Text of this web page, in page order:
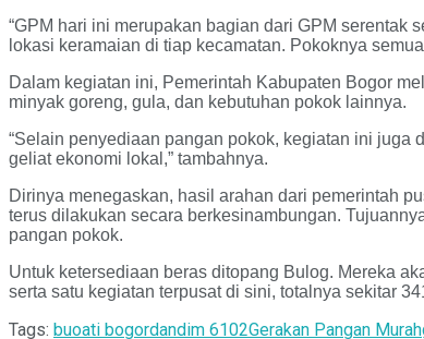
“GPM hari ini merupakan bagian dari GPM serentak
lokasi keramaian di tiap kecamatan. Pokoknya
Dalam kegiatan ini, Pemerintah Kabupaten Bogor
minyak goreng, gula, dan kebutuhan pokok lainnya.
“Selain penyediaan pangan pokok, kegiatan ini juga
geliat ekonomi lokal,” tambahnya.
Dirinya menegaskan, hasil arahan dari pemerintah
terus dilakukan secara berkesinambungan.
pangan pokok.
Untuk ketersediaan beras ditopang Bulog. Mereka
serta satu kegiatan terpusat di sini, totalnya sekitar
Tags: buoati bogordandim 6102Gerakan Pangan Murah